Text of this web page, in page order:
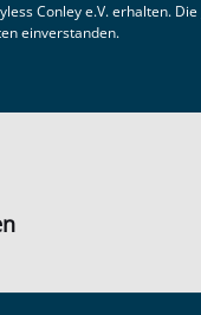
Conley e.V. erhalten. Die
einverstanden.